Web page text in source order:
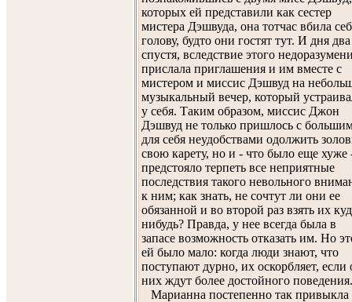
которых ей представили как сестер
мистера Дэшвуда, она тотчас вбила
голову, будто они гостят тут. И дня два
спустя, вследствие этого
прислала приглашения и им вместе с
мистером и миссис Дэшвуд на
музыкальный вечер, который
у себя. Таким образом, миссис Джон
Дэшвуд не только пришлось с
для себя неудобствами одолжить
свою карету, но и - что было еще хуже
предстояло терпеть все неприятные
последствия такого невольного
к ним; как знать, не сочтут ли они ее
обязанной и во второй раз взять их
нибудь? Правда, у нее всегда была в
запасе возможность отказать им. Но
ей было мало: когда люди знают, что
поступают дурно, их оскорбляет, если
них ждут более достойного поведения.
Марианна постепенно так привыкла